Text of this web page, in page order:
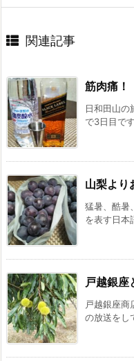
関連記事
筋肉痛！
日和田山の
で3日目で
山梨より
猛暑、酷暑
を表す日
戸越銀座
戸越銀座商
の放送をし